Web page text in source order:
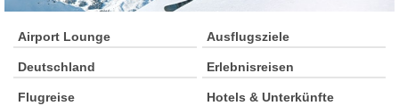
Airport Lounge Ausflugsziele
Deutschland Erlebnisreisen
Flugreise Hotels & Unterkünfte